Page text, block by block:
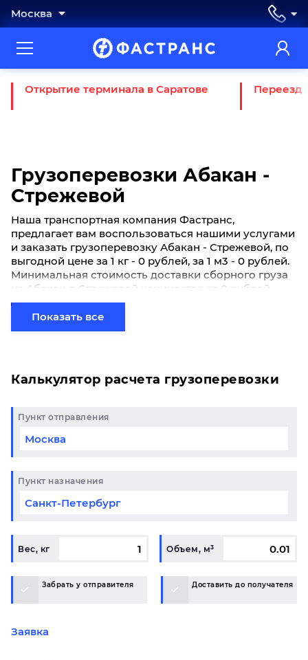
Москва
Открытие терминала в Саратове Переезд
Грузоперевозки Абакан -
Стрежевой
Наша транспортная компания Фастранс,
предлагает вам воспользоваться нашими услугами
и заказать грузоперевозку Абакан - Стрежевой, по
выгодной цене за 1 кг - 0 рублей, за 1 м3 - 0 рублей.
Минимальная стоимость доставки сборного груза
из Абакан в Стрежевой начинается от 0 рублей.
Если вы хотите отправить свой груз сборной
партией по готовому маршруту в Стрежевой и у вас
возникли вопросы, свяжитесь с нашим
Показать все
Калькулятор расчета грузоперевозки
Пункт отправления
Пункт назначения
Вес, кг Объем, м³
Забрать у отправителя Доставить до получателя
Заявка